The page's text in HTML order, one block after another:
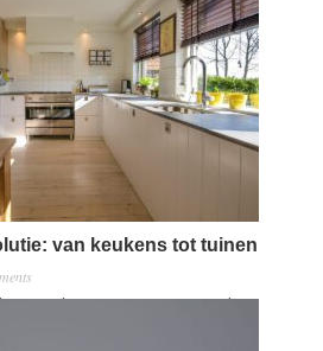
Deze functionele en esthetische
je tuin zorgen voor de nodige
te boeten aan stijl of persoonlijkheid.
Creatieve schuttingen voegen
ze visueel aantrekkelijk zijn.
worden steeds…
van keukens tot tuinen
en elegant natuursteen, maakt